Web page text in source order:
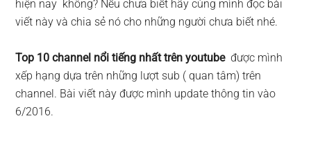
hiện nay không? Nếu chưa biết hãy cùng mình đọc bài
viết này và chia sẻ nó cho những người chưa biết nhé.
Top 10 channel nổi tiếng nhất trên youtubeđược mình
xếp hạng dựa trên những lượt sub ( quan tâm) trên
channel. Bài viết này được mình update thông tin vào
6/2016.